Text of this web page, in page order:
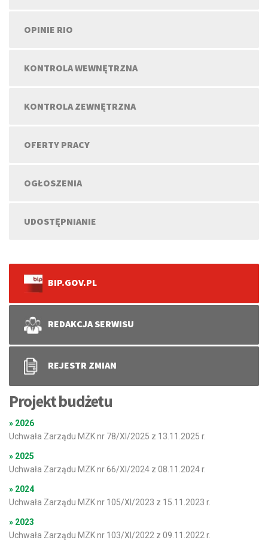
OPINIE RIO
KONTROLA WEWNĘTRZNA
KONTROLA ZEWNĘTRZNA
OFERTY PRACY
OGŁOSZENIA
UDOSTĘPNIANIE
BIP.GOV.PL
REDAKCJA SERWISU
REJESTR ZMIAN
Projekt budżetu
» 2026
Uchwała Zarządu MZK nr 78/XI/2025 z 13.11.2025 r.
» 2025
Uchwała Zarządu MZK nr 66/XI/2024 z 08.11.2024 r.
» 2024
Uchwała Zarządu MZK nr 105/XI/2023 z 15.11.2023 r.
» 2023
Uchwała Zarządu MZK nr 103/XI/2022 z 09.11.2022 r.